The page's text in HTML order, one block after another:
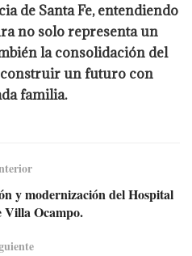
de Santa Fe, entendiendo
no solo representa un
la consolidación del
un futuro con
familia.
y modernización del Hospital
Villa Ocampo.